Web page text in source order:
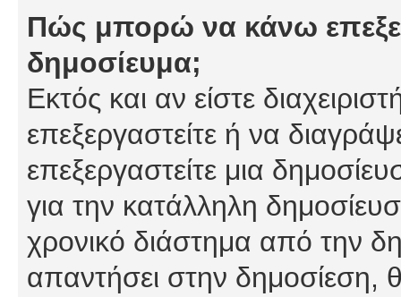
Πώς μπορώ να κάνω
δημοσίευμα;
Εκτός και αν είστε
επεξεργαστείτε ή να
επεξεργαστείτε μια
για την κατάλληλη
χρονικό διάστημα από την
απαντήσει στην δημοσίεση,